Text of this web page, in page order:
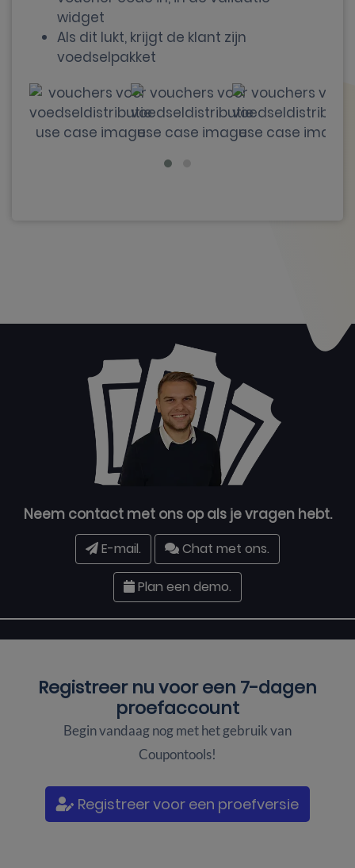
widget
Als dit lukt, krijgt de klant zijn
voedselpakket
Neem contact met ons op als je vragen hebt.
E-mail. Chat met ons.
Plan een demo.
Registreer nu voor een 7-dagen
proefaccount
Begin vandaag nog met het gebruik van
Coupontools!
Registreer voor een proefversie